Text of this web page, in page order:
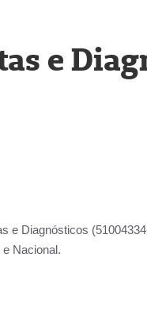
e
e Diagnósticos
Nacional.